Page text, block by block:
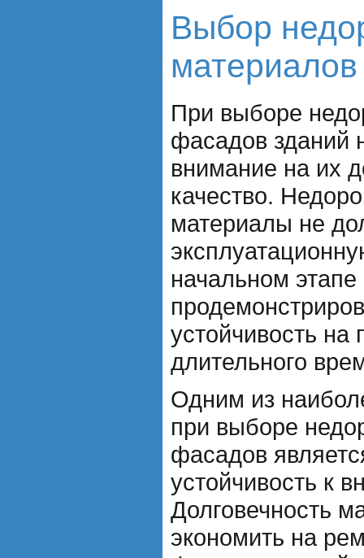
Выбор
При выборе
фасадов зданий
внимание на их
качество.
материалы не
начальном
устойчивость на
длительного
Одним из
при выборе
фасадов
устойчивость к
Долговечность
экономить на